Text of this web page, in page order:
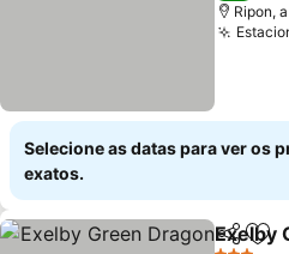
Ripon,
Selecione as datas para ver os
exatos.
Partilhar
Exelby